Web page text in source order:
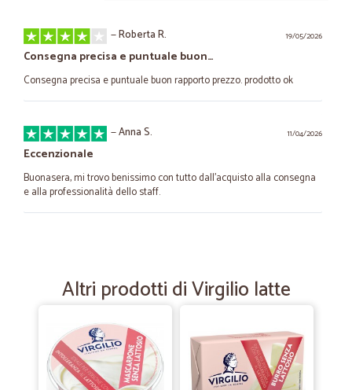
19/05/2026
—Roberta R.
Consegna precisa e puntuale buon…
Consegna precisa e puntuale buon rapporto prezzo. prodotto ok
11/04/2026
—Anna S.
Eccenzionale
Buonasera, mi trovo benissimo con tutto dall'acquisto alla consegna
e alla professionalità dello staff.
Tutto bene e velocissimi.
18/03/2023
—Mario O.
Sito molto agibile
Altri prodotti di Virgilio latte